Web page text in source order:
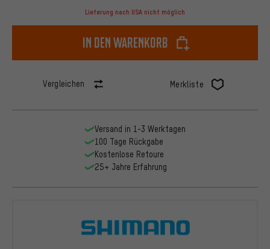
Lieferung nach USA nicht möglich
In den Warenkorb
Vergleichen Merkliste
Versand in 1-3 Werktagen
100 Tage Rückgabe
Kostenlose Retoure
25+ Jahre Erfahrung
Shimano